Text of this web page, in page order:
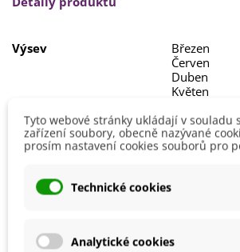
V březnu či dubnu
slunečné s
dostatek vápníku
Brokolici sklízíme v doběpřed
Výsev
Březen
Červen
Duben
Květen
Výška
60 - 80 cm
Stanoviště
Slunečné
Možnosti Pěstování
Mrazuvzdornost
Ano
Tyto webové stránky ukládají v souladu
zařízení soubory, obecně nazývané
prosím nastavení cookies souborů pro
Technické cookies
Analytické cookies